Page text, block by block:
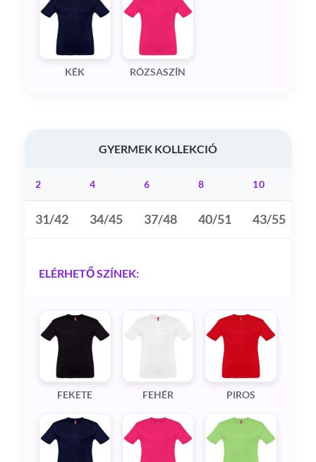
KÉK RÓZSASZÍN
GYERMEK KOLLEKCIÓ
2 4 6 8 10
31/42 34/45 37/48 40/51 43/55
ELÉRHETŐ SZÍNEK:
FEKETE FEHÉR PIROS